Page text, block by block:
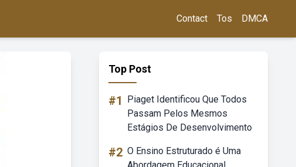
Contact Tos DMCA
Top Post
#1
Piaget Identificou Que Todos
Passam Pelos Mesmos
Estágios De Desenvolvimento
#2 O Ensino Estruturado é Uma